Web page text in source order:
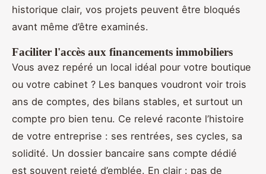
historique clair, vos projets peuvent être bloqués
avant même d’être examinés.
Faciliter l'accès aux financements immobiliers
Vous avez repéré un local idéal pour votre boutique
ou votre cabinet ? Les banques voudront voir trois
ans de comptes, des bilans stables, et surtout un
compte pro bien tenu. Ce relevé raconte l’histoire
de votre entreprise : ses rentrées, ses cycles, sa
solidité. Un dossier bancaire sans compte dédié
est souvent rejeté d’emblée. En clair : pas de